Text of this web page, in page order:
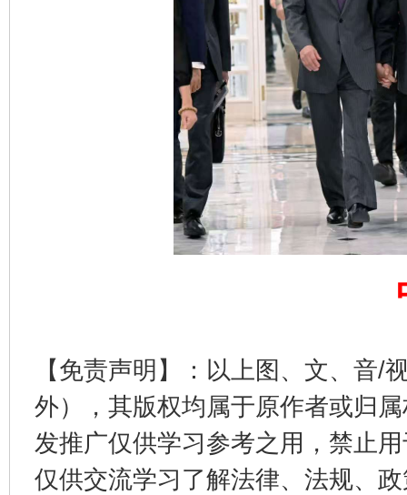
【免责声明】：以上图、文、音/
外），其版权均属于原作者或归
发推广仅供学习参考之用，禁止
仅供交流学习了解法律、法规、
完善运行机制助力责任有效落实 一纸欠
东山县通报“牛蛙产品抗生素超标问题” 法